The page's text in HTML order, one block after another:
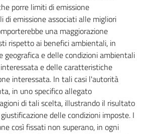
CAPO III
DEGLI SCARICHI
porre limiti di emissione
di emissione associati alle migliori
una maggiorazione
rispetto ai benefici ambientali, in
geografica e delle condizioni ambientali
e delle caratteristiche
interessata. In tali casi l'autorità
in uno specifico allegato
di tali scelta, illustrando il risultato
delle condizioni imposte. I
così fissati non superano, in ogni